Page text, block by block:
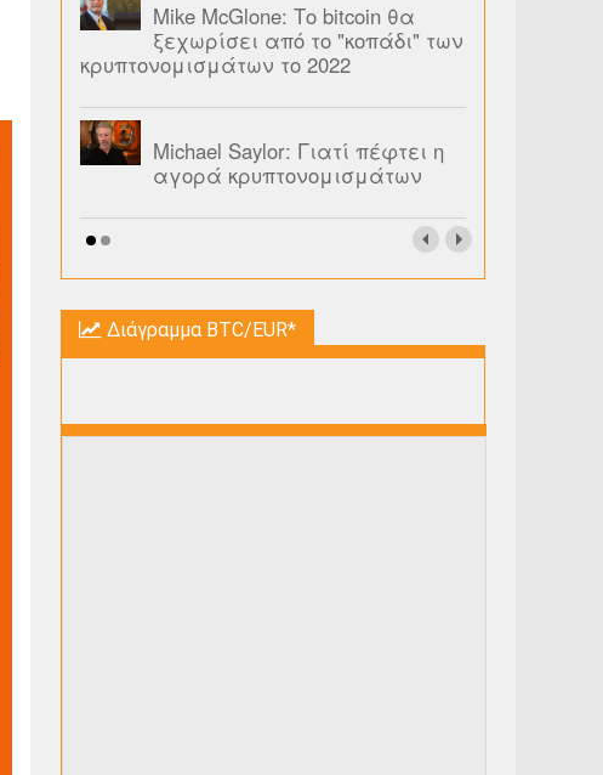
Mike McGlone: Το bitcoin θα
ξεχωρίσει από το "κοπάδι" των
κρυπτονομισμάτων το 2022
Michael Saylor: Γιατί πέφτει η
αγορά κρυπτονομισμάτων
Διάγραμμα BTC/EUR*